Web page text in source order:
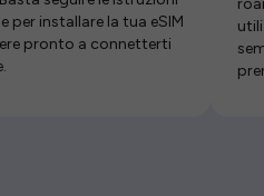
per installare la tua eSIM
pronto a connetterti